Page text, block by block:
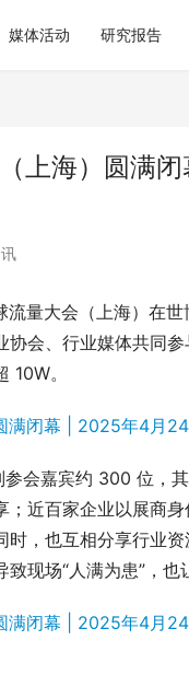
媒体活动 研究报告
上海）圆满
量大会（上海）在
协会、行业媒体共同
10W。
会嘉宾约 300 位，
近百家企业以展商
，也互相分享行业
现场“人满为患”，也